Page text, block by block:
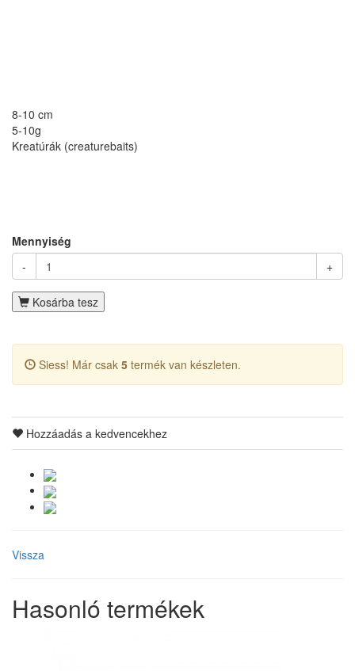
8-10 cm
5-10g
Kreatúrák (creaturebaits)
Mennyiség
-
+
Kosárba tesz
Siess! Már csak 5 termék van készleten.
Hozzáadás a kedvencekhez
Vissza
Hasonló termékek